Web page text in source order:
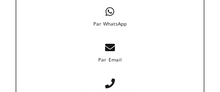
Par WhatsApp
Par Email